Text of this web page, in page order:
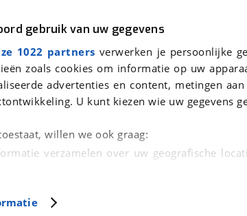
gebruik van uw gegevens
1022 partners verwerken je persoonlijke
zoals cookies om informatie op uw
advertenties en content, metingen
U kunt kiezen wie uw gegevens
willen we ook graag:
verzamelen over uw geografische
Fiets Motor
gevonden